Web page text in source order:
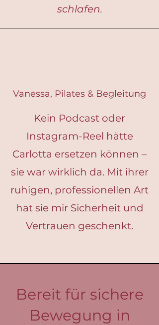
schlafen.
Vanessa, Pilates & Begleitung
Kein Podcast oder
Instagram-Reel hätte
Carlotta ersetzen können –
sie war wirklich da. Mit ihrer
ruhigen, professionellen Art
hat sie mir Sicherheit und
Vertrauen geschenkt.
Bereit für sichere
Bewegung in